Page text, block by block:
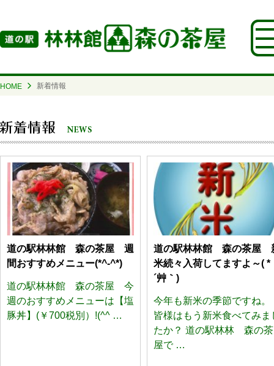
HOME 新着情報
道の駅林林館 森の茶屋 週
間おすすめメニュー(*^-^*)
道の駅林林館 森の茶屋 今
週のおすすめメニューは【塩
豚丼】(￥700税別）!(^^ …
道の駅林林館 森の茶屋
米続々入荷してますよ～( *
´艸｀)
今年も新米の季節ですね。
皆様はもう新米食べてみま
たか？ 道の駅林林 森の茶
屋で …